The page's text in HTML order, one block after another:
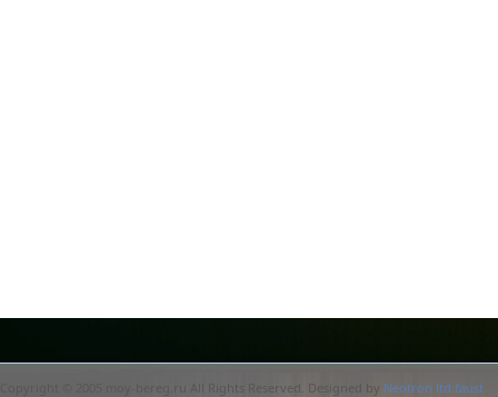
Copyright © 2005 moy-bereg.ru All Rights Reserved. Designed by Neotron ltd.faust